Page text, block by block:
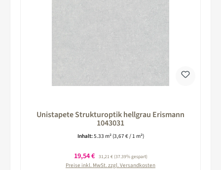
Unistapete Strukturoptik hellgrau Erismann
1043031
Inhalt:5.33 m² (3,67 € / 1 m²)
Verkaufspreis:
19,54 € Regulärer Preis:
31,21 €(37.39% gespart)
Preise inkl. MwSt. zzgl. Versandkosten